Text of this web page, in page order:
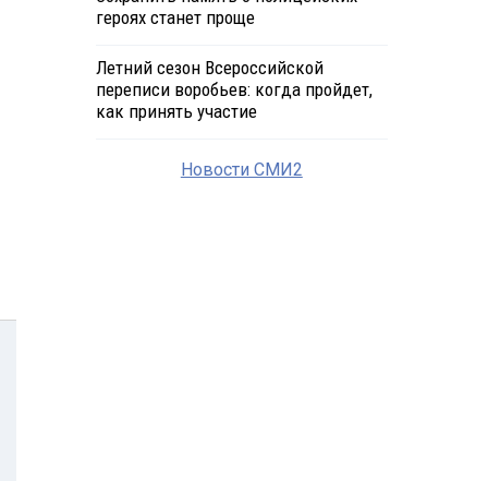
героях станет проще
Летний сезон Всероссийской
переписи воробьев: когда пройдет,
как принять участие
Новости СМИ2